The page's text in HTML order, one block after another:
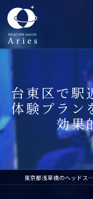
台東区で駅
体験プラン
効果
東京都浅草橋のヘッドスパなら浅草橋ドライヘッドスパ専門店アリエス